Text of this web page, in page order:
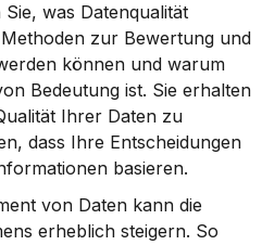
was Datenqualität
zur Bewertung und
können und warum
Bedeutung ist. Sie erhalten
Ihrer Daten zu
dass Ihre Entscheidungen
basieren.
von Daten kann die
erheblich steigern. So